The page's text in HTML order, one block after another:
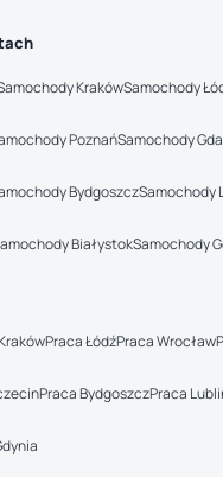
KrakówSamochody
PoznańSamochody
BydgoszczSamochody
BiałystokSamochody
Praca ŁódźPraca Wrocław
Praca BydgoszczPraca